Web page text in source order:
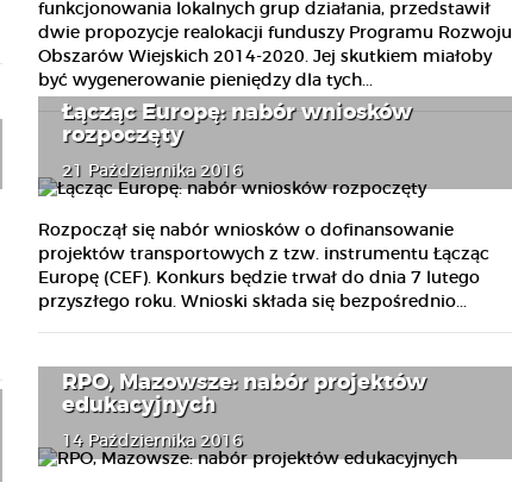
funkcjonowania lokalnych grup działania, przedstawił
dwie propozycje realokacji funduszy Programu Rozwoju
Obszarów Wiejskich 2014-2020. Jej skutkiem miałoby
być wygenerowanie pieniędzy dla tych...
Łącząc Europę: nabór wniosków
rozpoczęty
21 Października 2016
Rozpoczął się nabór wniosków o dofinansowanie
projektów transportowych z tzw. instrumentu Łącząc
Europę (CEF). Konkurs będzie trwał do dnia 7 lutego
przyszłego roku. Wnioski składa się bezpośrednio...
RPO, Mazowsze: nabór projektów
edukacyjnych
14 Października 2016